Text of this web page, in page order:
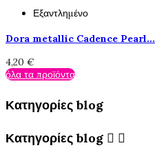
Εξαντλημένο
Dora metallic Cadence Pearl...
4,20 €
όλα τα προϊόντα
Κατηγορίες blog
Κατηγορίες blog  